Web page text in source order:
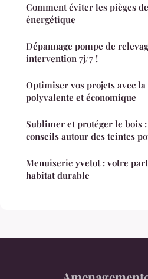
Comment éviter les pièges
énergétique
Dépannage pompe de
intervention 7j/7 !
Optimiser vos projets avec la
polyvalente et économique
Sublimer et protéger le bois
conseils autour des teintes
Menuiserie yvetot : votre
habitat durable